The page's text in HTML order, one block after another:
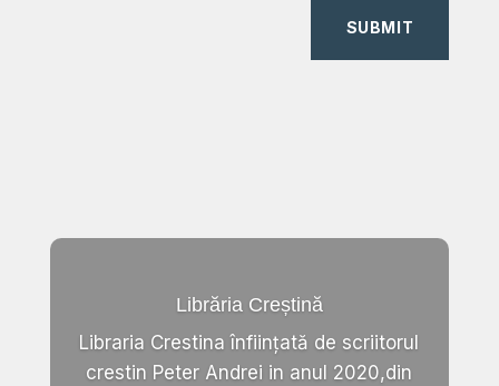
SUBMIT
Librăria Creștină
Libraria Crestina înființată de scriitorul
crestin Peter Andrei in anul 2020,din